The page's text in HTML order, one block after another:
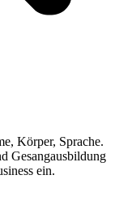
Körper, Sprache.
Gesangausbildung
ein.